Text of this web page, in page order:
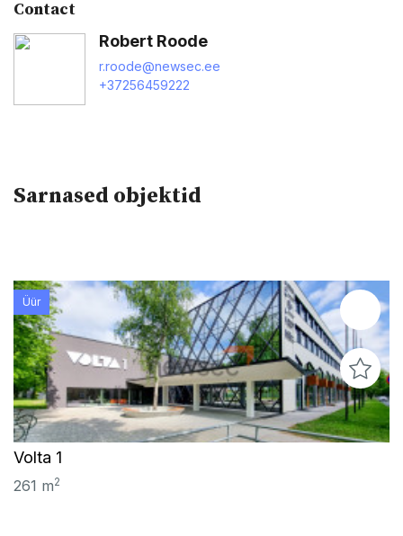
Contact
Robert Roode
r.roode@newsec.ee
+37256459222
Sarnased objektid
Üür
Volta 1
261 m2